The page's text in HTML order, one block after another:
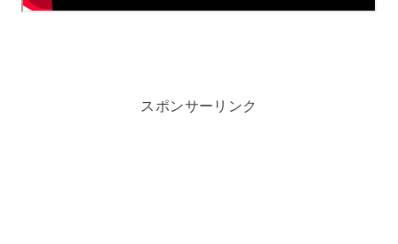
スポンサーリンク